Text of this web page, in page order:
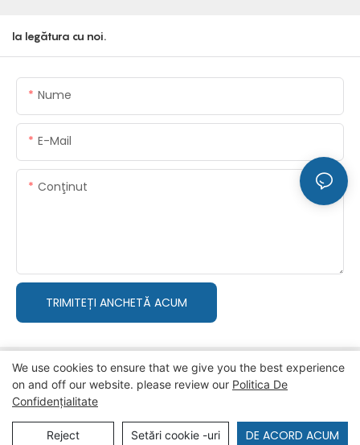
Ia legătura cu noi.
Nume
E-Mail
Conţinut
TRIMITEȚI ANCHETĂ ACUM
Copyright © 2026 ZZKINGMACHINERY
confidențialitate
Hartă sată
We use cookies to ensure that we give you the best experience
on and off our website. please review our Politica De
Confidențialitate
Reject Setări cookie -uri DE ACORD ACUM